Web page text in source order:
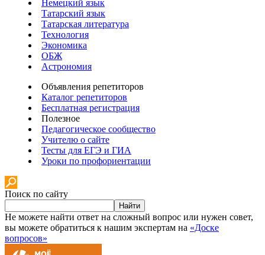
Немецкий язык
Татарский язык
Татарская литература
Технология
Экономика
ОБЖ
Астрономия
Объявления репетиторов
Каталог репетиторов
Бесплатная регистрация
Полезное
Педагогическое сообщество
Учителю о сайте
Тесты для ЕГЭ и ГИА
Уроки по профориентации
Поиск по сайту
Найти
Не можете найти ответ на сложный вопрос или нужен совет,
вы можете обратиться к нашим экспертам на «Доске
вопросов»